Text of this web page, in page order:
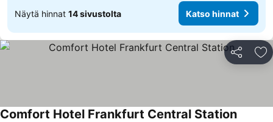
Näytä hinnat 14 sivustolta Katso hinnat
Jaa
Comfort Hotel Frankfurt Central Station